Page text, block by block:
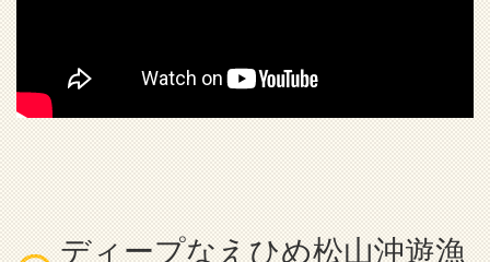
ディープなえひめ松山沖遊漁